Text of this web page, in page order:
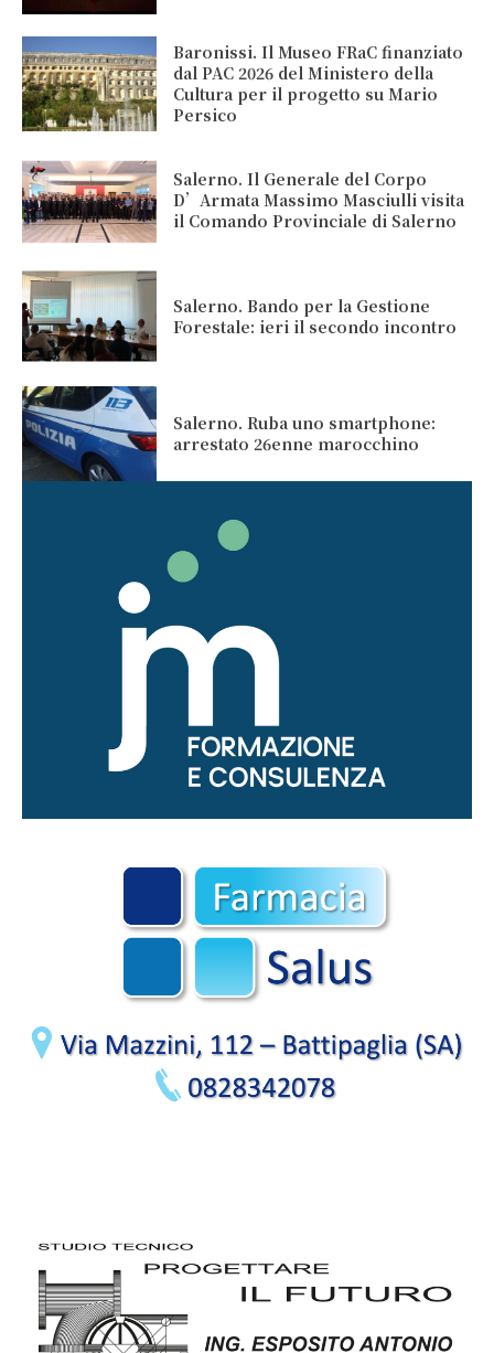
Baronissi. Il Museo FRaC finanziato
dal PAC 2026 del Ministero della
Cultura per il progetto su Mario
Persico
Salerno. Il Generale del Corpo
D’Armata Massimo Masciulli visita
il Comando Provinciale di Salerno
Salerno. Bando per la Gestione
Forestale: ieri il secondo incontro
Salerno. Ruba uno smartphone:
arrestato 26enne marocchino